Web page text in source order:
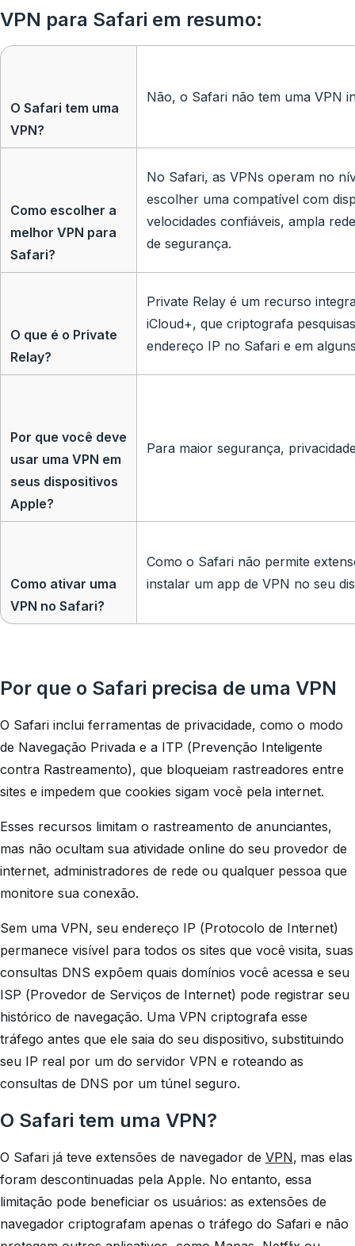
VPN para Safari em resumo:
O Safari tem uma
VPN?
Não, o Safari não tem uma VPN
Como escolher a
melhor VPN para
Safari?
No Safari, as VPNs operam no
escolher uma compatível com
velocidades confiáveis, ampla
de segurança.
O que é o Private
Relay?
Private Relay é um recurso
iCloud+, que criptografa
endereço IP no Safari e em
Por que você deve
usar uma VPN em
seus dispositivos
Apple?
Para maior segurança,
Como ativar uma
VPN no Safari?
Como o Safari não permite
instalar um app de VPN no seu
Por que o Safari precisa de uma VPN
O Safari inclui ferramentas de privacidade, como o modo
de Navegação Privada e a ITP (Prevenção Inteligente
contra Rastreamento), que bloqueiam rastreadores entre
sites e impedem que cookies sigam você pela internet.
Esses recursos limitam o rastreamento de anunciantes,
mas não ocultam sua atividade online do seu provedor de
internet, administradores de rede ou qualquer pessoa que
monitore sua conexão.
Sem uma VPN, seu endereço IP (Protocolo de Internet)
permanece visível para todos os sites que você visita, suas
consultas DNS expõem quais domínios você acessa e seu
ISP (Provedor de Serviços de Internet) pode registrar seu
histórico de navegação. Uma VPN criptografa esse
tráfego antes que ele saia do seu dispositivo, substituindo
seu IP real por um do servidor VPN e roteando as
consultas de DNS por um túnel seguro.
O Safari tem uma VPN?
O Safari já teve extensões de navegador de VPN, mas elas
foram descontinuadas pela Apple. No entanto, essa
limitação pode beneficiar os usuários: as extensões de
navegador criptografam apenas o tráfego do Safari e não